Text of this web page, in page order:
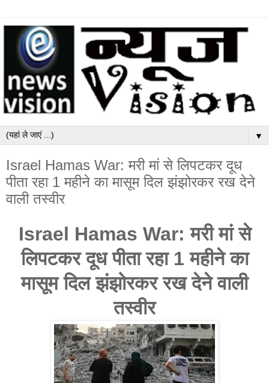
▼
Israel Hamas War: मरी मां से लिपटकर दूध
पीता रहा 1 महीने का मासूम दिल झंझोरकर रख देने
वाली तस्वीर
Israel Hamas War: मरी मां से
लिपटकर दूध पीता रहा 1 महीने का
मासूम दिल झंझोरकर रख देने वाली
तस्वीर